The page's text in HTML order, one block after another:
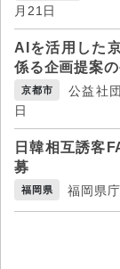
月21日
AIを活用した
係る企画提案
京都市
公益社
日
日韓相互誘客
募
福岡県 福岡県